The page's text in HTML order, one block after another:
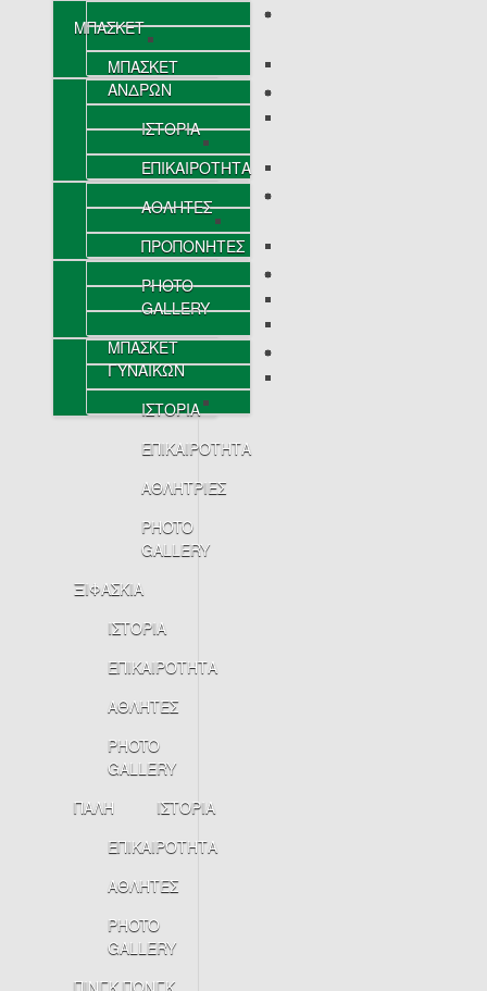
ΜΠΑΣΚΕΤ
ΜΠΑΣΚΕΤ
ΑΝΔΡΩΝ
ΙΣΤΟΡΙΑ
ΕΠΙΚΑΙΡΟΤΗΤΑ
ΑΘΛΗΤΕΣ
ΠΡΟΠΟΝΗΤΕΣ
PHOTO
GALLERY
ΜΠΑΣΚΕΤ
ΓΥΝΑΙΚΩΝ
ΙΣΤΟΡΙΑ
ΕΠΙΚΑΙΡΟΤΗΤΑ
ΑΘΛΗΤΡΙΕΣ
PHOTO
GALLERY
ΞΙΦΑΣΚΙΑ
ΙΣΤΟΡΙΑ
ΕΠΙΚΑΙΡΟΤΗΤΑ
ΑΘΛΗΤΕΣ
PHOTO
GALLERY
ΠΑΛΗ
ΙΣΤΟΡΙΑ
ΕΠΙΚΑΙΡΟΤΗΤΑ
ΑΘΛΗΤΕΣ
PHOTO
GALLERY
ΠΙΝΓΚ ΠΟΝΓΚ